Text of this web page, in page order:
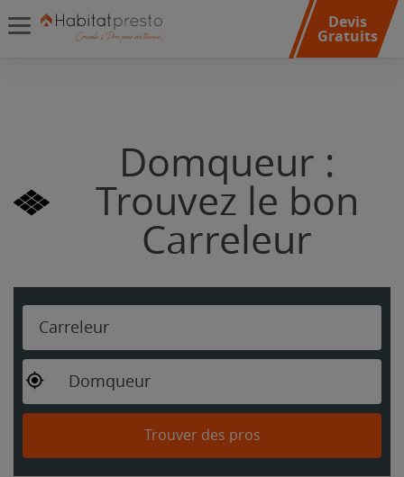
Devis
Gratuits
Domqueur :
Trouvez le bon
Carreleur
Carreleur
Domqueur
Trouver des pros